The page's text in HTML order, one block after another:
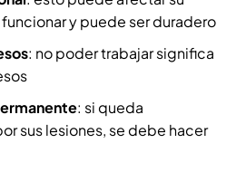
y puede ser duradero
: no poder trabajar significa
: si queda
sus lesiones, se debe hacer